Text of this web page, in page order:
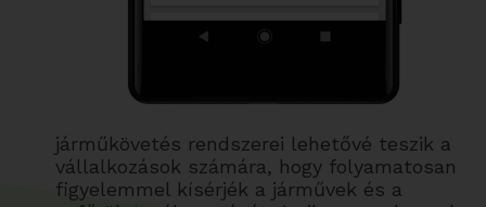
járműkövetés rendszerei lehetővé teszik a
vállalkozások számára, hogy folyamatosan
figyelemmel kísérjék a járművek és a